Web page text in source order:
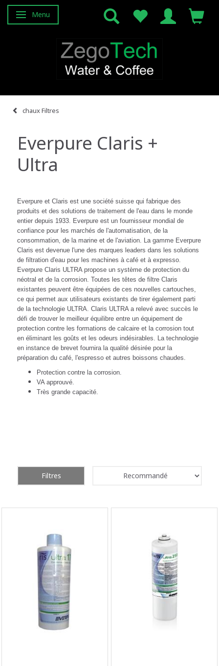
Basculer la navigation
Menu
chaux Filtres
Everpure Claris +
Ultra
Everpure et Claris est une société suisse qui fabrique des
produits et des solutions de traitement de l'eau dans le monde
entier depuis 1933. Everpure est un fournisseur mondial de
confiance pour les marchés de l'automatisation, de la
consommation, de la marine et de l'aviation. La gamme Everpure
Claris est devenue l'une des marques leaders dans les solutions
de filtration d'eau pour les machines à café et à expresso.
Everpure Claris ULTRA propose un système de protection du
néotral et de la corrosion. Toutes les têtes de filtre Claris
existantes peuvent être équipées de ces nouvelles cartouches,
ce qui permet aux utilisateurs existants de tirer également parti
de la technologie ULTRA. Claris ULTRA a relevé avec succès le
défi de trouver le meilleur équilibre entre un équipement de
protection contre les formations de calcaire et la corrosion tout
en éliminant les goûts et les odeurs indésirables. La technologie
en instance de brevet fournira la qualité désirée pour la
préparation du café, l'espresso et autres boissons chaudes.
Protection contre la corrosion.
VA approuvé.
Très grande capacité.
Filtres